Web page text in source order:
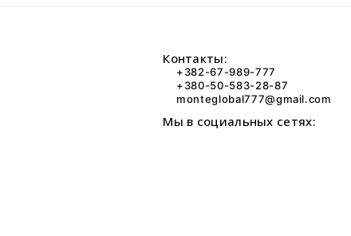
Контакты:
+382-67-989-777
+380-50-583-28-87
monteglobal777@gmail.com
Мы в социальных сетях: